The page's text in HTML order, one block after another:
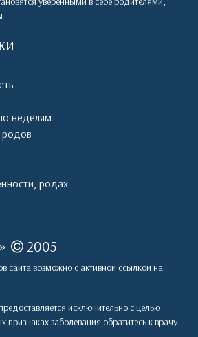
неделям
родах
» 2005
сайта возможно с активной ссылкой на
исключительно с целью
признаках заболевания обратитесь к врачу.